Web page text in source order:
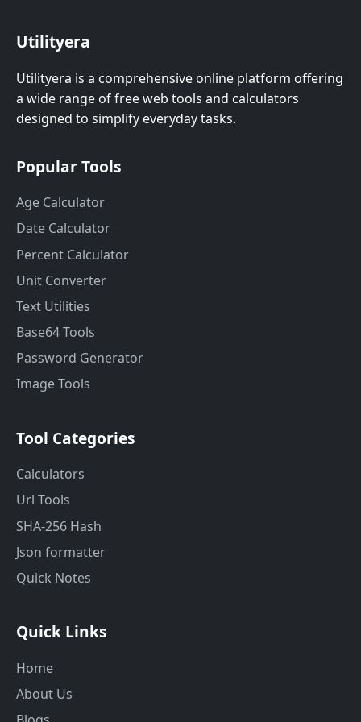
Utilityera
Utilityera is a comprehensive online platform offering
a wide range of free web tools and calculators
designed to simplify everyday tasks.
Popular Tools
Age Calculator
Date Calculator
Percent Calculator
Unit Converter
Text Utilities
Base64 Tools
Password Generator
Image Tools
Tool Categories
Calculators
Url Tools
SHA-256 Hash
Json formatter
Quick Notes
Quick Links
Home
About Us